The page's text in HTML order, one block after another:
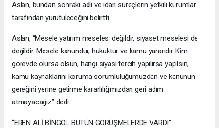
Aslan, bundan sonraki adli ve idari süreçlerin yetkili kurumlar
tarafından yürütüleceğini belirtti.
Aslan, “Mesele yatırım meselesi değildir, siyaset meselesi de
değildir. Mesele kanundur, hukuktur ve kamu yararıdır. Kim
görevde olursa olsun, hangi siyasi tercih yapılırsa yapılsın,
kamu kaynaklarını koruma sorumluluğumuzdan ve kanunun
gereğini yerine getirme kararlılığımızdan geri adım
atmayacağız” dedi.
“EREN ALİ BİNGÖL BÜTÜN GÖRÜŞMELERDE VARDI”